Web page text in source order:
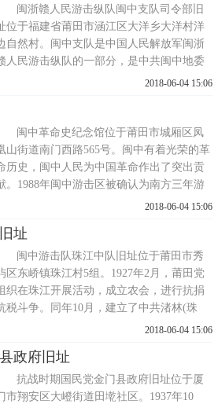
塔、烈士碑亭、闽中革命史纪念馆，建筑风
庄严肃穆、圣洁大气，表达...
闽浙赣人民游击纵队闽中支队司令部旧
位于福建省莆田市涵江区大洋乡大洋村洋
自然村。闽中支队是中国人民解放军闽浙
人民游击纵队的一部分，是中共闽中地委
直接领导下的一支正规武装队伍。闽中支队
源，副政委林汝楠。从此，大洋成为闽中地
党的领导和军事指挥中心。闽中支...
2018-06-04 15:06
闽中革命史纪念馆位于莆田市城厢区凤
山街道南门西路565号。闽中有着光荣的革
历史，闽中人民为中国革命作出了突出贡
。1988年闽中游击区被确认为南方三年游
击战争15块独立游击区之一，从而确定了闽
中革命史纪念馆闽中革命史纪念馆建于
1998年，为宫殿式建筑，建筑面积1041平方
。2000年4月，该馆完成新民主主...
2018-06-04 15:06
址
闽中游击队珠江中队旧址位于莆田市秀
区东峤镇珠江村5组。1927年2月，莆田党
织在珠江开展活动，成立农会，进行抗捐
税斗争。同年10月，建立了中共渚林(珠
江)支部。1929年11月，中共莆田县委委员陈
十人枪的游击队，陈兆芳任队长、吴承斌
任副队长。在游击队活动过程中，陈兆芳采
了分散从事生产、集中打击敌人...
2018-06-04 15:06
政府旧址
抗战时期国民党金门县政府旧址位于厦
市翔安区大嶝街道田墘社区。1937年10